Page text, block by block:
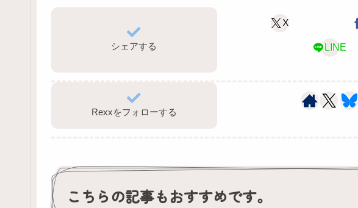
シェアする
X
LINE
Rexxをフォローする
こちらの記事もおすすめです。